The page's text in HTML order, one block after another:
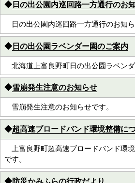
◆ 日の出公園内巡回路一方通行のお
日の出公園内巡回路一方通行のお知ら
◆ 日の出公園ラベンダー園のご案内
北海道上富良野町日の出公園ラベンダ
◆雪崩発生注意のお知らせ
雪崩発生注意のお知らせです。
◆超高速ブロードバンド環境整備に
上富良野町超高速ブロードバンド環
です。
◆防災かみふらの行政だより